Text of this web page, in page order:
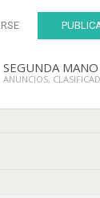
SEGUNDA
ANUNCIOS,